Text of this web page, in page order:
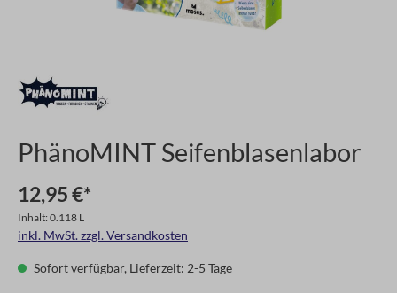
PhänoMINT Seifenblasenlabor
12,95 €*
Inhalt: 0.118 L
inkl. MwSt. zzgl. Versandkosten
Sofort verfügbar, Lieferzeit: 2-5 Tage